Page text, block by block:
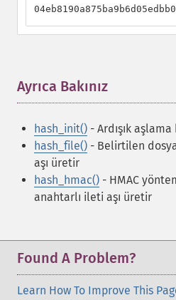
Ayrıca Bakınız
hash_init() - Ardışık
hash_file() - Belirtilen
aşı üretir
hash_hmac() - HMAC
anahtarlı ileti aşı üretir
Found A Problem?
Learn How To Improve This